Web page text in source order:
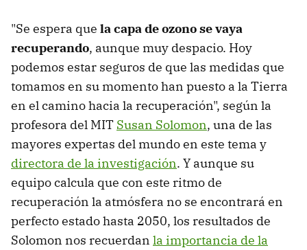
"Se espera que la capa de ozono se vaya
recuperando, aunque muy despacio. Hoy
podemos estar seguros de que las medidas que
tomamos en su momento han puesto a la Tierra
en el camino hacia la recuperación", según la
profesora del MIT Susan Solomon, una de las
mayores expertas del mundo en este tema y
directora de la investigación. Y aunque su
equipo calcula que con este ritmo de
recuperación la atmósfera no se encontrará en
perfecto estado hasta 2050, los resultados de
Solomon nos recuerdan la importancia de la